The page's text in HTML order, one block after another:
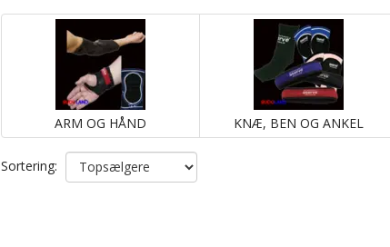
ARM OG HÅND KNÆ, BEN OG ANKEL
Sortering: